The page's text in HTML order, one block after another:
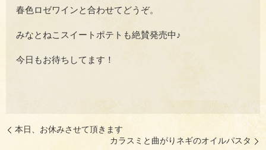
春色ロゼワインと合わせてどうぞ。
みなとねこスイートポテトも絶賛発売中♪
今日もお待ちしてます！
本日、お休みさせて頂きます
カラスミと曲がりネギのオイルパスタ